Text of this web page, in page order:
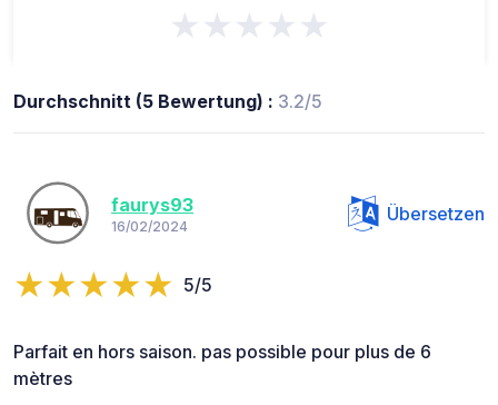
★★★★★
Durchschnitt (5 Bewertung) : 3.2/5
faurys93
16/02/2024
Übersetzen
5/5
Parfait en hors saison. pas possible pour plus de 6
mètres